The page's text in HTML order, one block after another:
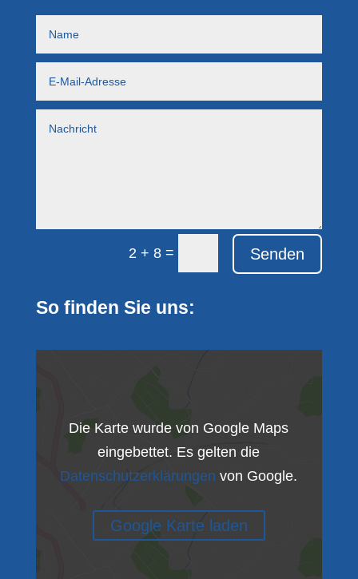
2 + 8 = Senden
So finden Sie uns:
Die Karte wurde von Google Maps
eingebettet. Es gelten die
Datenschutzerklärungen von Google.
Google Karte laden